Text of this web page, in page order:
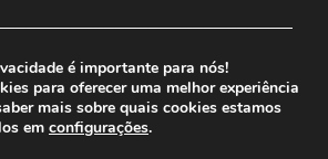
é importante para nós!
para oferecer uma melhor experiência
mais sobre quais cookies estamos
em configurações.